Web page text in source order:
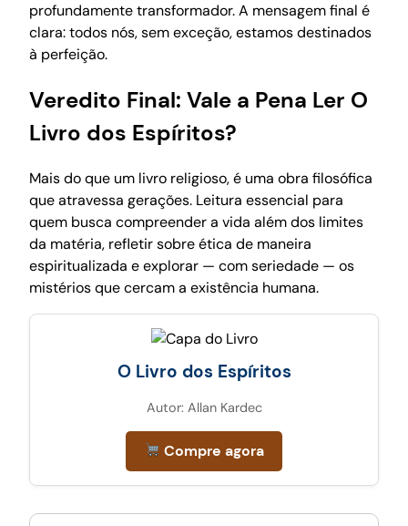
profundamente transformador. A mensagem final é
clara: todos nós, sem exceção, estamos destinados
à perfeição.
Veredito Final: Vale a Pena Ler O
Livro dos Espíritos?
Mais do que um livro religioso, é uma obra filosófica
que atravessa gerações. Leitura essencial para
quem busca compreender a vida além dos limites
da matéria, refletir sobre ética de maneira
espiritualizada e explorar — com seriedade — os
mistérios que cercam a existência humana.
O Livro dos Espíritos
Autor: Allan Kardec
Compre agora